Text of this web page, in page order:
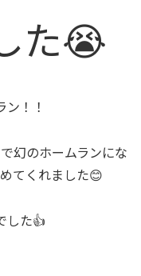
た😭
！！
幻のホームランにな
てくれました😊
した👍